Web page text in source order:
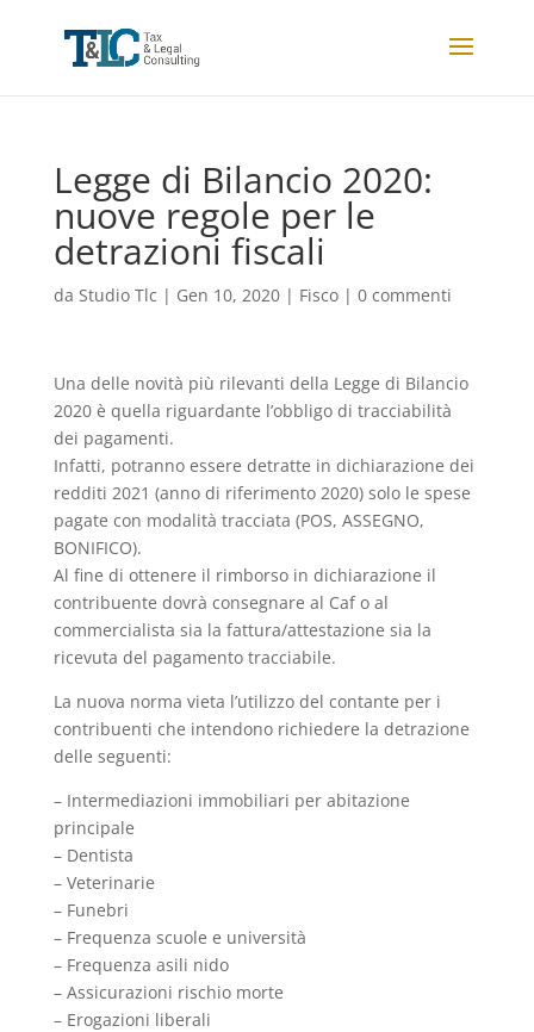
Legge di Bilancio 2020:
nuove regole per le
detrazioni fiscali
da Studio Tlc | Gen 10, 2020| Fisco| 0 commenti
Una delle novità più rilevanti della Legge di Bilancio
2020 è quella riguardante l’obbligo di tracciabilità
dei pagamenti.
Infatti, potranno essere detratte in dichiarazione dei
redditi 2021 (anno di riferimento 2020) solo le spese
pagate con modalità tracciata (POS, ASSEGNO,
BONIFICO).
Al fine di ottenere il rimborso in dichiarazione il
contribuente dovrà consegnare al Caf o al
commercialista sia la fattura/attestazione sia la
ricevuta del pagamento tracciabile.
La nuova norma vieta l’utilizzo del contante per i
contribuenti che intendono richiedere la detrazione
delle seguenti:
– Intermediazioni immobiliari per abitazione
principale
– Dentista
– Veterinarie
– Funebri
– Frequenza scuole e università
– Frequenza asili nido
– Assicurazioni rischio morte
– Erogazioni liberali